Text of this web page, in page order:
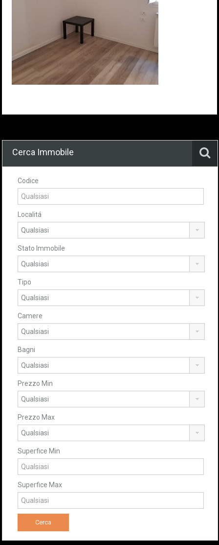
Cerca Immobile
Codice
Localitá
Stato Immobile
Tipo
Camere
Bagni
Prezzo Min
Prezzo Max
Superfice Min
Superfice Max